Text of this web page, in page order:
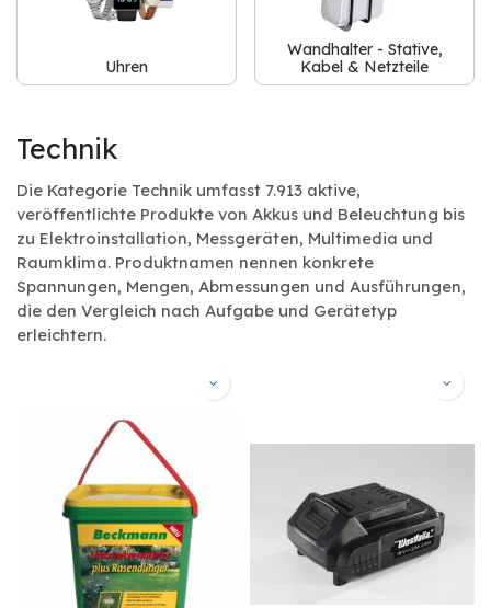
Uhren
Wandhalter - Stative,
Kabel & Netzteile
Technik
Die Kategorie Technik umfasst 7.913 aktive,
veröffentlichte Produkte von Akkus und Beleuchtung bis
zu Elektroinstallation, Messgeräten, Multimedia und
Raumklima. Produktnamen nennen konkrete
Spannungen, Mengen, Abmessungen und Ausführungen,
die den Vergleich nach Aufgabe und Gerätetyp
erleichtern.